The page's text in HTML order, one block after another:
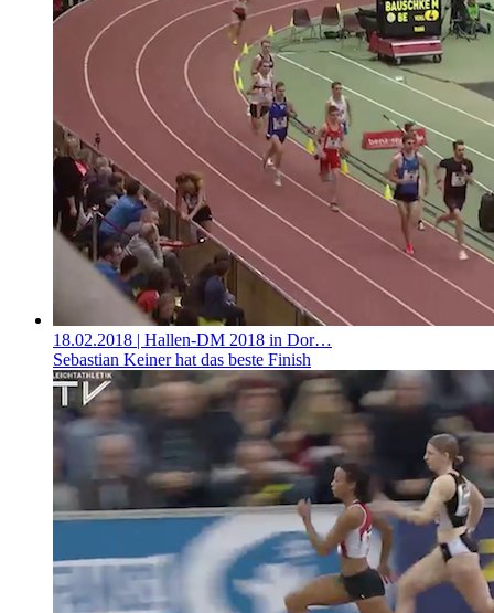
18.02.2018 | Hallen-DM 2018 in Dor…
Sebastian Keiner hat das beste Finish